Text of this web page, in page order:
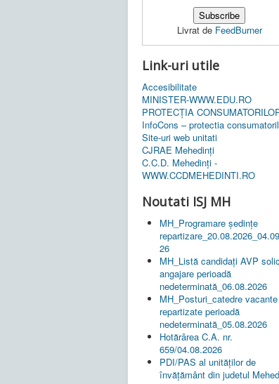
Livrat de FeedBurner
Link-uri utile
Accesibilitate
MINISTER-WWW.EDU.RO
PROTECȚIA
InfoCons – protectia
Site-uri web unitati
CJRAE Mehedinți
C.C.D. Mehedinţi -
WWW.CCDMEHEDINTI.RO
Noutati ISJ MH
MH_Programare ședințe
26
MH_Listă candidați AVP
angajare perioadă
nedeterminată_06.08.2026
MH_Posturi_catedre vacante
repartizate perioadă
nedeterminată_05.08.2026
Hotărârea C.A. nr.
659/04.08.2026
PDI/PAS al unităților de
învățământ din judetul